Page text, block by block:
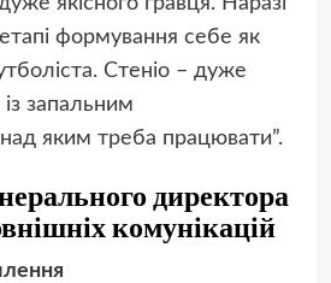
формування себе як
Стеніо – дуже
запальним
яким треба працювати”.
директора
комунікацій